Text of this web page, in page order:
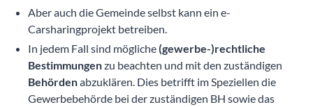
Aber auch die Gemeinde selbst kann ein e-
Carsharingprojekt betreiben.
In jedem Fall sind mögliche(gewerbe-)rechtliche
Bestimmungenzu beachten und mit den zuständigen
Behördenabzuklären. Dies betrifft im Speziellen die
Gewerbebehörde bei der zuständigen BH sowie das